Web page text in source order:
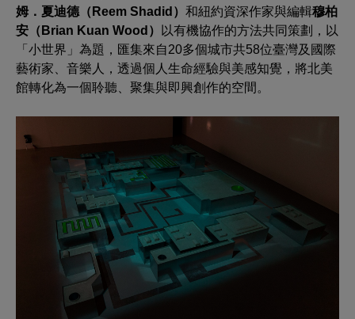
姆．夏迪德（ Reem Shadid ） 和紐約資深作家與編輯穆柏
安（ Brian Kuan Wood ）
以有機協作的方法共同策劃，以
「小世界」為題，匯集來自20多個城市共58位臺灣及國際
藝術家、音樂人，透過個人生命經驗與美感知覺，將北美
館轉化為一個聆聽、聚集與即興創作的空間。